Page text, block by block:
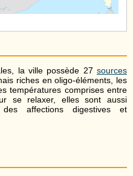
la ville possède 27 sources
riches en oligo-éléments, les
températures comprises entre
se relaxer, elles sont aussi
affections digestives et